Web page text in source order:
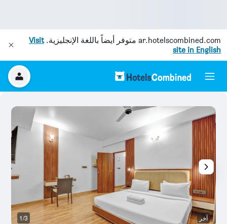
ar.hotelscombined.com متوفر أيضاً باللغة الإنجليزية.Visit
site in English
آخر 1/3